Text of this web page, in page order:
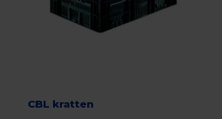
CBL kratten